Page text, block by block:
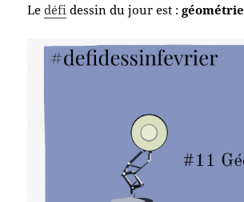
Ledéfi dessin du jour est :géométrie